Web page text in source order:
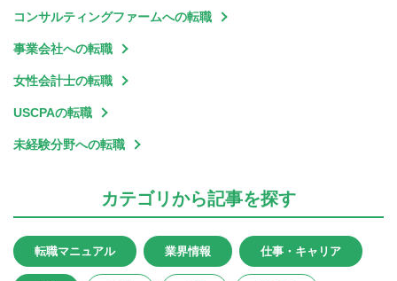
コンサルティングファームへの転職
事業会社への転職
女性会計士の転職
USCPAの転職
未経験分野への転職
カテゴリから記事を探す
転職マニュアル 業界情報 仕事・キャリア